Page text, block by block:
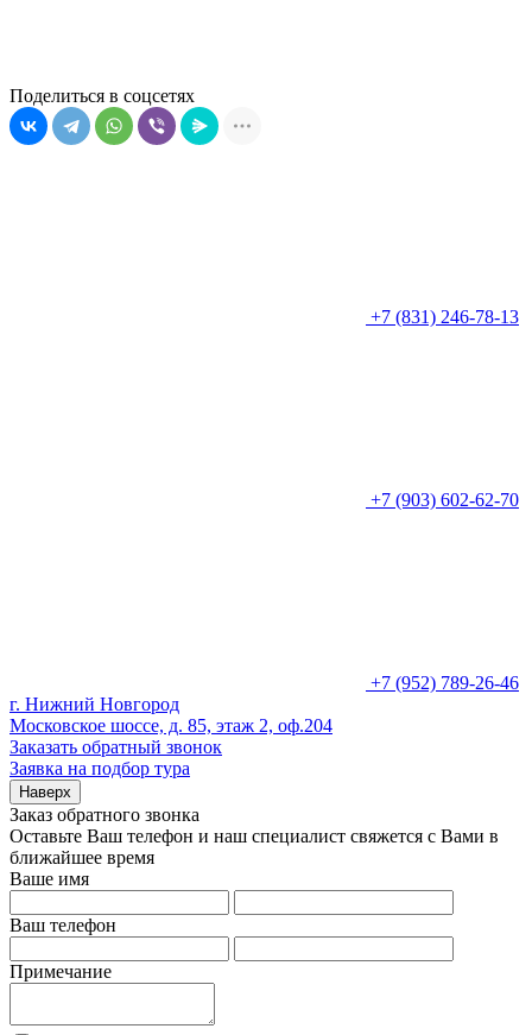
Поделиться в соцсетях
+7 (831) 246-78-13
+7 (903) 602-62-70
+7 (952) 789-26-46
г. Нижний Новгород
Московское шоссе, д. 85, этаж 2, оф.204
Заказать обратный звонок
Заявка на подбор тура
Наверх
Заказ обратного звонка
Оставьте Ваш телефон и наш специалист свяжется с Вами в
ближайшее время
Ваше имя
Ваш телефон
Примечание